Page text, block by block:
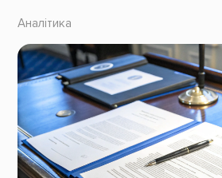
Аналітика